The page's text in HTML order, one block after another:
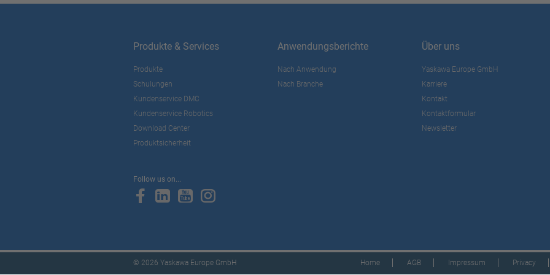
Produkte & Services
Produkte
Schulungen
Kundenservice DMC
Kundenservice Robotics
Download Center
Produktsicherheit
Anwendungsberichte
Nach Anwendung
Nach Branche
Über uns
Yaskawa Europe GmbH
Karriere
Kontakt
Kontaktformular
Newsletter
Follow us on...
© 2026 Yaskawa Europe GmbH Home AGB Impressum Privacy